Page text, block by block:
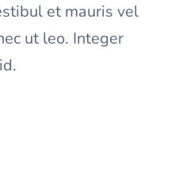
et mauris vel
ut leo. Integer